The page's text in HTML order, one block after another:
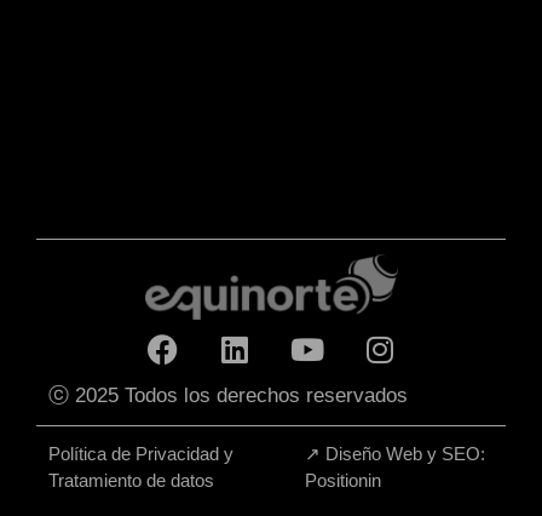
ⓒ 2025 Todos los derechos reservados
Política de Privacidad y
Tratamiento de datos
↗ Diseño Web y SEO:
Positionin